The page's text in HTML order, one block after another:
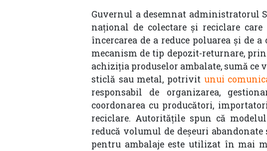
Guvernul a desemnat administratorul
național de colectare și reciclare
încercarea de a reduce poluarea și de
mecanism de tip depozit-returnare,
achiziția produselor ambalate, sumă
sticlă sau metal, potrivit unui
responsabil de organizarea,
coordonarea cu producători,
reciclare. Autoritățile spun că
reducă volumul de deșeuri
pentru ambalaje este utilizat în mai